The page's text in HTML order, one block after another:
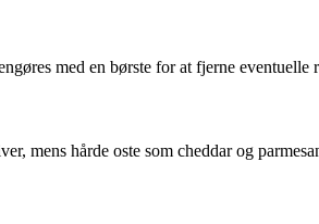
med en børste for at fjerne eventuelle
mens hårde oste som cheddar og